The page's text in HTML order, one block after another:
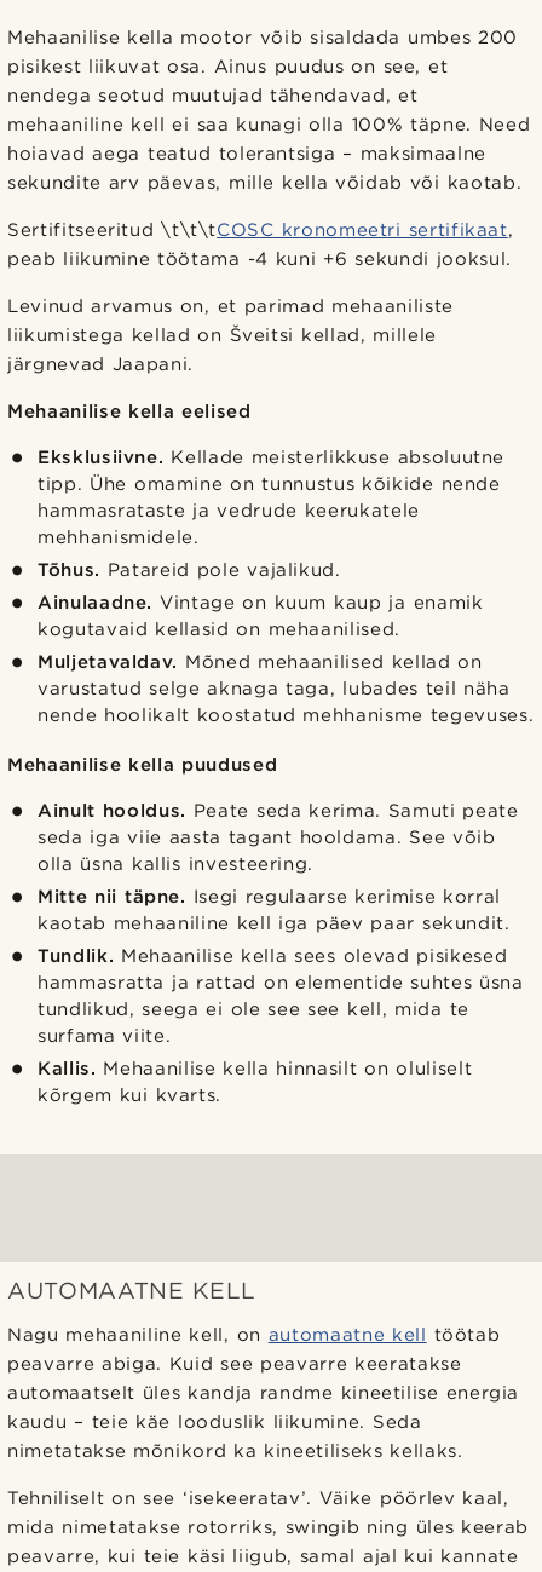
Mehaanilise kella mootor võib sisaldada umbes 200
pisikest liikuvat osa. Ainus puudus on see, et
nendega seotud muutujad tähendavad, et
mehaaniline kell ei saa kunagi olla 100% täpne. Need
hoiavad aega teatud tolerantsiga – maksimaalne
sekundite arv päevas, mille kella võidab või kaotab.
Sertifitseeritud \t\t\tCOSC kronomeetri sertifikaat,
peab liikumine töötama -4 kuni +6 sekundi jooksul.
Levinud arvamus on, et parimad mehaaniliste
liikumistega kellad on Šveitsi kellad, millele
järgnevad Jaapani.
Mehaanilise kella eelised
Eksklusiivne. Kellade meisterlikkuse absoluutne
tipp. Ühe omamine on tunnustus kõikide nende
hammasrataste ja vedrude keerukatele
mehhanismidele.
Tõhus. Patareid pole vajalikud.
Ainulaadne. Vintage on kuum kaup ja enamik
kogutavaid kellasid on mehaanilised.
Muljetavaldav. Mõned mehaanilised kellad on
varustatud selge aknaga taga, lubades teil näha
nende hoolikalt koostatud mehhanisme tegevuses.
Mehaanilise kella puudused
Ainult hooldus. Peate seda kerima. Samuti peate
seda iga viie aasta tagant hooldama. See võib
olla üsna kallis investeering.
Mitte nii täpne. Isegi regulaarse kerimise korral
kaotab mehaaniline kell iga päev paar sekundit.
Tundlik. Mehaanilise kella sees olevad pisikesed
hammasratta ja rattad on elementide suhtes üsna
tundlikud, seega ei ole see see kell, mida te
surfama viite.
Kallis. Mehaanilise kella hinnasilt on oluliselt
kõrgem kui kvarts.
AUTOMAATNE KELL
Nagu mehaaniline kell, on automaatne kell töötab
peavarre abiga. Kuid see peavarre keeratakse
automaatselt üles kandja randme kineetilise energia
kaudu – teie käe looduslik liikumine. Seda
nimetatakse mõnikord ka kineetiliseks kellaks.
Tehniliselt on see ‘isekeeratav’. Väike pöörlev kaal,
mida nimetatakse rotorriks, swingib ning üles keerab
peavarre, kui teie käsi liigub, samal ajal kui kannate